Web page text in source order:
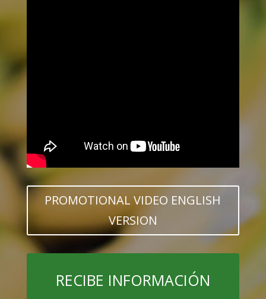
PROMOTIONAL VIDEO ENGLISH
VERSION
RECIBE INFORMACIÓN